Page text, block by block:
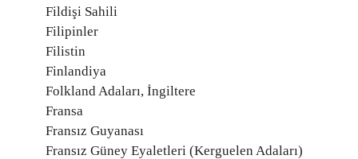
Fildişi Sahili
Filipinler
Filistin
Finlandiya
Folkland Adaları, İngiltere
Fransa
Fransız Guyanası
Fransız Güney Eyaletleri (Kerguelen Adaları)